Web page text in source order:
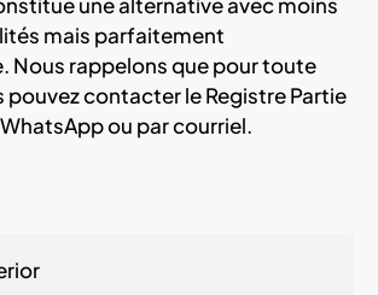
une alternative avec moins
mais parfaitement
Nous rappelons que pour toute
contacter le Registre Partie
ou par courriel.